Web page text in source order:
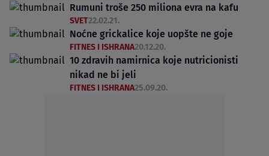
Rumuni troše 250 miliona evra na kafu
SVET22.02.21.
Noćne grickalice koje uopšte ne goje
FITNES I ISHRANA20.12.20.
10 zdravih namirnica koje nutricionisti
nikad ne bi jeli
FITNES I ISHRANA25.09.20.